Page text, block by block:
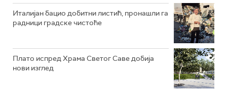
Италијан бацио добитни листић, пронашли га
радници градске чистоће
Плато испред Храма Светог Саве добија
нови изглед